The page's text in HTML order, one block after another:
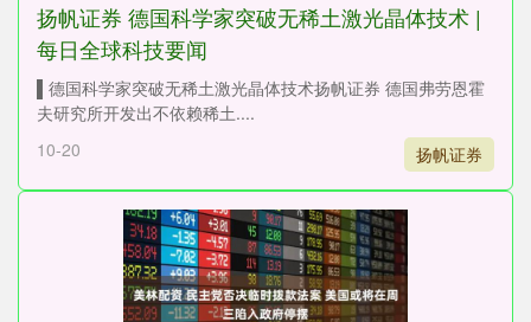
扬帆证券 德国科学家突破无稀土激光晶体技术 |
每日全球科技要闻
▌德国科学家突破无稀土激光晶体技术扬帆证券 德国弗劳恩霍
夫研究所开发出不依赖稀土....
10-20
扬帆证券